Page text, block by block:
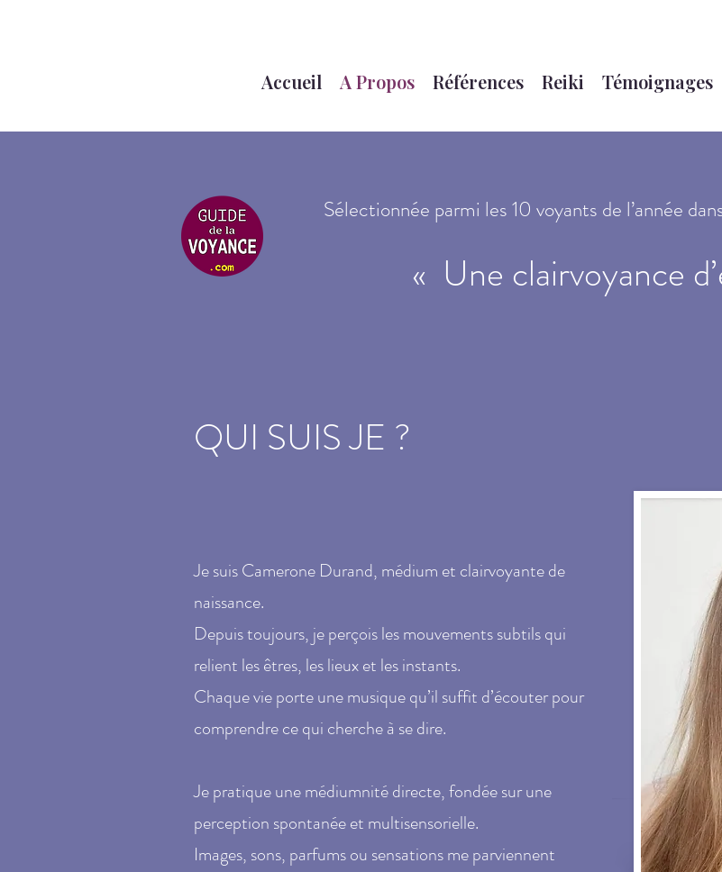
Accueil A Propos Références Reiki Témoignages
Sélectionnée parmi les 10 voyants de l’année
« Une clairvoyance
QUI SUISJE ?
Je suis Camerone Durand, médium et clairvoyante de
naissance.
Depuis toujours, je perçois les mouvements subtils qui
relient les êtres, les lieux et les instants.
Chaque vie porte une musique qu’il suffit d’écouter pour
comprendre ce qui cherche à se dire.
Je pratique une médiumnité directe, fondée sur une
perception spontanée et multisensorielle.
Images, sons, parfums ou sensations me parviennent